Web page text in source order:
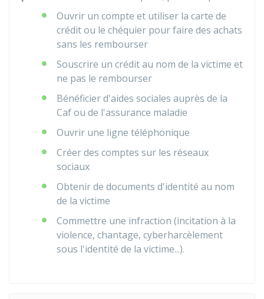
Ouvrir un compte et utiliser la carte de
crédit ou le chéquier pour faire des achats
sans les rembourser
Souscrire un crédit au nom de la victime et
ne pas le rembourser
Bénéficier d'aides sociales auprès de la
Caf ou de l'assurance maladie
Ouvrir une ligne téléphonique
Créer des comptes sur les réseaux
sociaux
Obtenir de documents d'identité au nom
de la victime
Commettre une infraction (incitation à la
violence, chantage, cyberharcèlement
sous l'identité de la victime...).